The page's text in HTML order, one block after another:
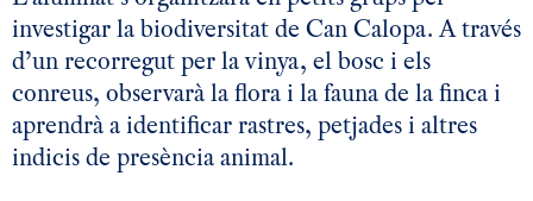
investigar la biodiversitat de Can Calopa. A través
d’un recorregut per la vinya, el bosc i els
conreus, observarà la flora i la fauna de la finca i
aprendrà a identificar rastres, petjades i altres
indicis de presència animal.